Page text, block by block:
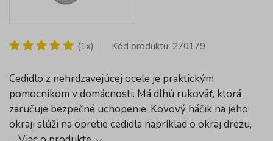
(1x) Kód produktu: 270179
Cedidlo z nehrdzavejúcej ocele je praktickým
pomocníkom v domácnosti. Má dlhú rukoväť, ktorá
zaručuje bezpečné uchopenie. Kovový háčik na jeho
okraji slúži na opretie cedidla napríklad o okraj drezu,